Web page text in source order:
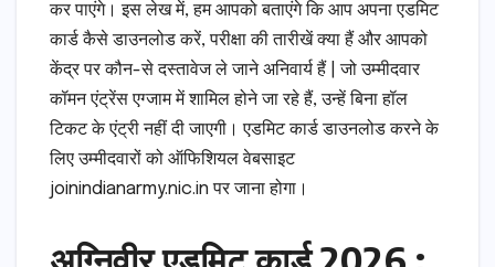
कर पाएंगे। इस लेख में, हम आपको बताएंगे कि आप अपना एडमिट
कार्ड कैसे डाउनलोड करें, परीक्षा की तारीखें क्या हैं और आपको
केंद्र पर कौन-से दस्तावेज ले जाने अनिवार्य हैं | जो उम्मीदवार
कॉमन एंट्रेंस एग्जाम में शामिल होने जा रहे हैं, उन्हें बिना हॉल
टिकट के एंट्री नहीं दी जाएगी। एडमिट कार्ड डाउनलोड करने के
लिए उम्मीदवारों को ऑफिशियल वेबसाइट
joinindianarmy.nic.in पर जाना होगा।